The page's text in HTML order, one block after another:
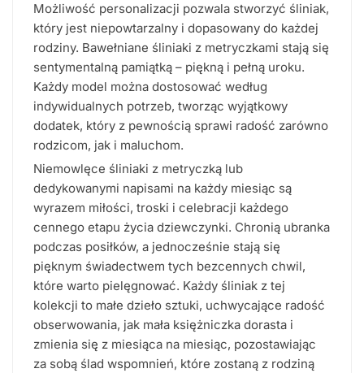
Możliwość personalizacji pozwala stworzyć śliniak,
który jest niepowtarzalny i dopasowany do każdej
rodziny. Bawełniane śliniaki z metryczkami stają się
sentymentalną pamiątką – piękną i pełną uroku.
Każdy model można dostosować według
indywidualnych potrzeb, tworząc wyjątkowy
dodatek, który z pewnością sprawi radość zarówno
rodzicom, jak i maluchom.
Niemowlęce śliniaki z metryczką lub
dedykowanymi napisami na każdy miesiąc są
wyrazem miłości, troski i celebracji każdego
cennego etapu życia dziewczynki. Chronią ubranka
podczas posiłków, a jednocześnie stają się
pięknym świadectwem tych bezcennych chwil,
które warto pielęgnować. Każdy śliniak z tej
kolekcji to małe dzieło sztuki, uchwycające radość
obserwowania, jak mała księżniczka dorasta i
zmienia się z miesiąca na miesiąc, pozostawiając
za sobą ślad wspomnień, które zostaną z rodziną